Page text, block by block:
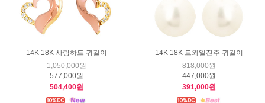
14K 18K 사랑하트 귀걸이
1,050,000원
577,000원
504,400원
14K 18K 트와일진주 귀걸이
818,000원
447,000원
391,000원